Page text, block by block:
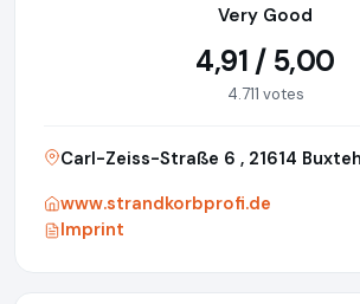
Very Good
4,91 / 5,00
4.711 votes
Carl-Zeiss-Straße 6 , 21614
www.strandkorbprofi.de
Imprint